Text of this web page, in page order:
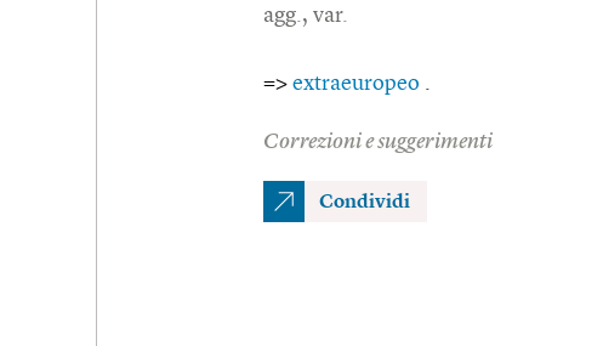
agg., var.
=> extraeuropeo .
Correzioni e suggerimenti
Condividi